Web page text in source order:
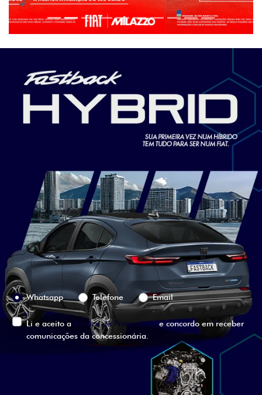
SOLICITAR PROPOSTA
Versão escolhida
Preferência de contato:
Whatsapp
Telefone Email
Li e aceito a Política de Privacidade
e concordo em receber
comunicações da concessionária.
ENTRAR EM CONTATO